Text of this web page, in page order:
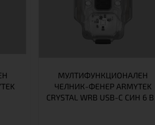
МУЛТИФУНКЦИОНАЛЕН
ЧЕЛНИК-ФЕНЕР ARMYTEK
CRYSTAL WRB USB-C СИН 6 В